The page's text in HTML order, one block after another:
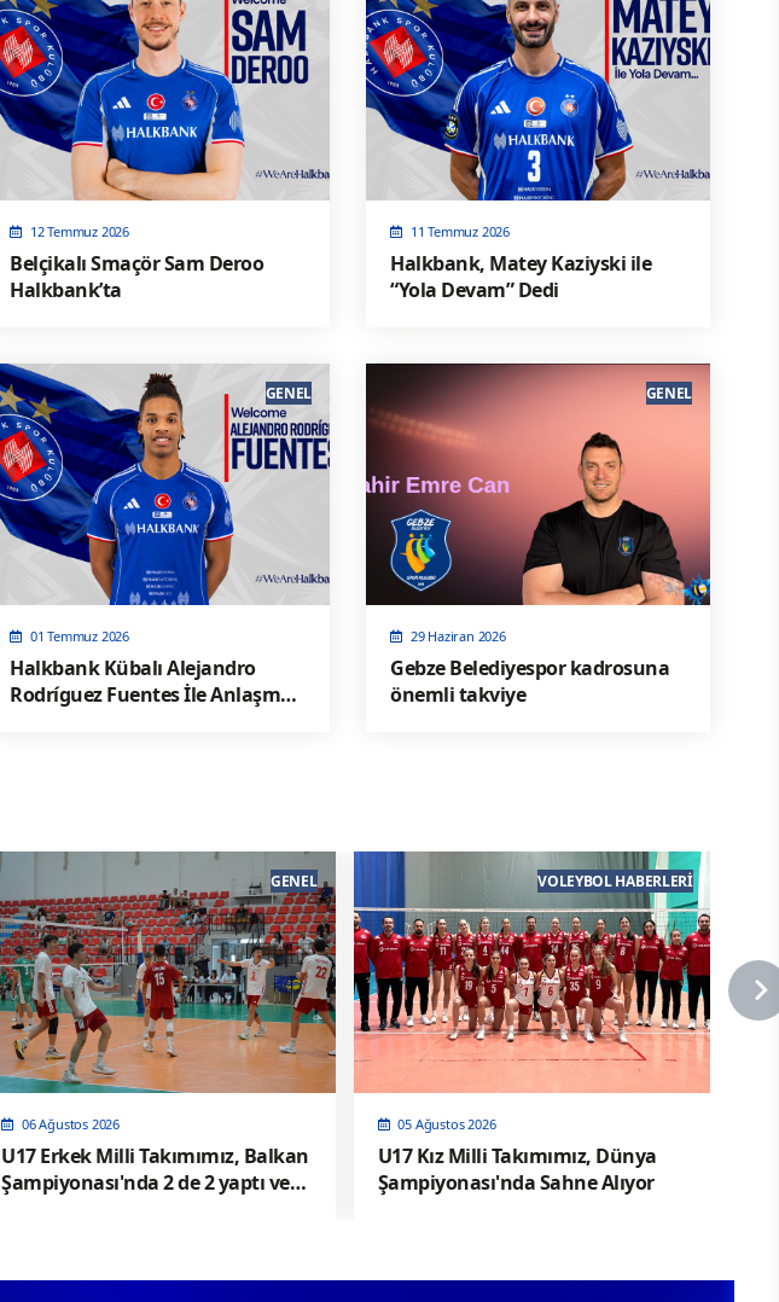
12 Temmuz 2026
Belçikalı Smaçör Sam Deroo
Halkbank’ta
11 Temmuz 2026
Halkbank, Matey Kaziyski ile
“Yola Devam” Dedi
01 Temmuz 2026
Halkbank Kübalı Alejandro
Rodríguez Fuentes İle Anlaşma
GENEL
29 Haziran 2026
Gebze Belediyespor kadrosuna
önemli takviye
GENEL
06 Ağustos 2026
U17 Erkek Milli Takımımız, Balkan
Şampiyonası'nda 2 de 2 yaptı ve
GENEL
05 Ağustos 2026
U17 Kız Milli Takımımız, Dünya
Şampiyonası'nda Sahne Alıyor
VOLEYBOL HABERLERI